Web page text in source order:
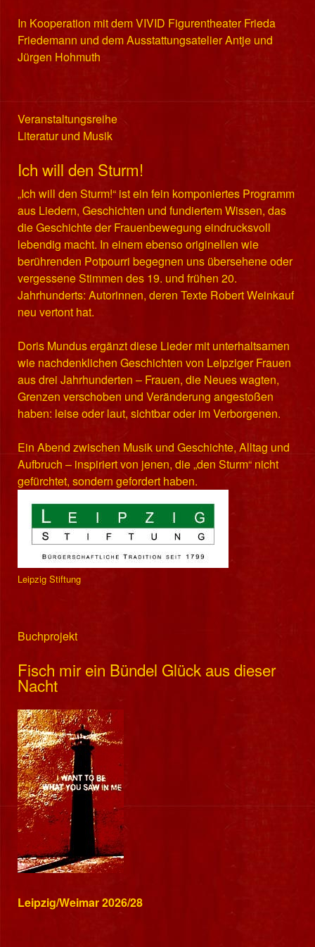
In Kooperation mit dem VIVID Figurentheater Frieda
Friedemann und dem Ausstattungsatelier Antje und
Jürgen Hohmuth
Veranstaltungsreihe
Literatur und Musik
Ich will den Sturm!
„Ich will den Sturm!“ ist ein fein komponiertes Programm
aus Liedern, Geschichten und fundiertem Wissen, das
die Geschichte der Frauenbewegung eindrucksvoll
lebendig macht. In einem ebenso originellen wie
berührenden Potpourri begegnen uns übersehene oder
vergessene Stimmen des 19. und frühen 20.
Jahrhunderts: Autorinnen, deren Texte Robert Weinkauf
neu vertont hat.
Doris Mundus ergänzt diese Lieder mit unterhaltsamen
wie nachdenklichen Geschichten von Leipziger Frauen
aus drei Jahrhunderten – Frauen, die Neues wagten,
Grenzen verschoben und Veränderung angestoßen
haben: leise oder laut, sichtbar oder im Verborgenen.
Ein Abend zwischen Musik und Geschichte, Alltag und
Aufbruch – inspiriert von jenen, die „den Sturm“ nicht
gefürchtet, sondern gefordert haben.
Leipzig Stiftung
Buchprojekt
Fisch mir ein Bündel Glück aus dieser
Nacht
Leipzig/Weimar 2026/28